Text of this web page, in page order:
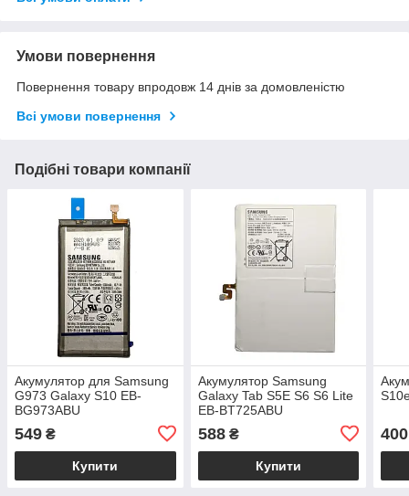
Умови повернення
Повернення товару впродовж 14 днів за домовленістю
Всі умови повернення
Подібні товари компанії
Акумулятор для Samsung
G973 Galaxy S10 EB-
BG973ABU
549 ₴
Купити
Акумулятор Samsung
Galaxy Tab S5E S6 S6 Lite
EB-BT725ABU
588₴
Купити
400